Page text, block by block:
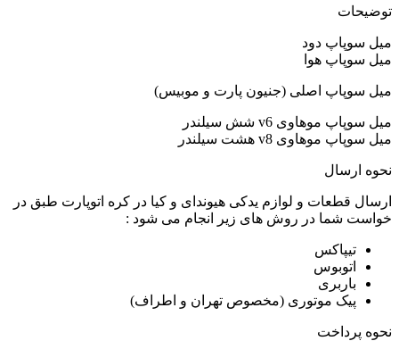
توضیحات
میل سوپاپ دود
میل سوپاپ هوا
میل سوپاپ اصلی (جنیون پارت و موبیس)
میل سوپاپ موهاوی v6 شش سیلندر
میل سوپاپ موهاوی v8 هشت سیلندر
نحوه ارسال
ارسال قطعات و لوازم یدکی هیوندای و کیا در کره اتوپارت طبق در
خواست شما در روش های زیر انجام می شود :
تیپاکس
اتوبوس
باربری
پیک موتوری (مخصوص تهران و اطراف)
نحوه پرداخت